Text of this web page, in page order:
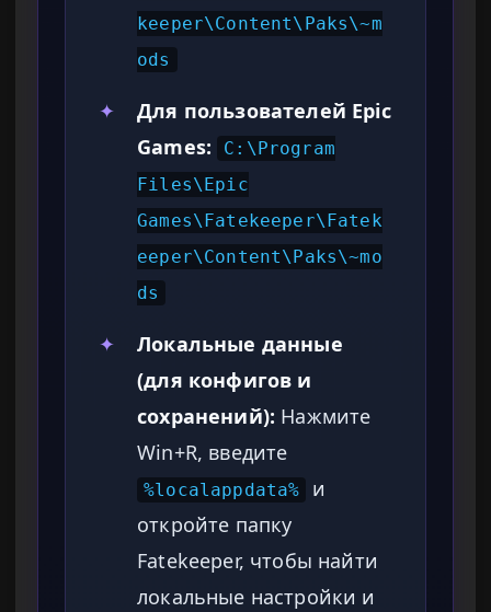
keeper\Content\Paks\~m
ods
✦
Для пользователей Epic
Games:
C:\Program
Files\Epic
Games\Fatekeeper\Fatek
eeper\Content\Paks\~mo
ds
✦
Локальные данные
(для конфигов и
сохранений): Нажмите
Win+R, введите
%localappdata%
и
откройте папку
Fatekeeper, чтобы найти
локальные настройки и